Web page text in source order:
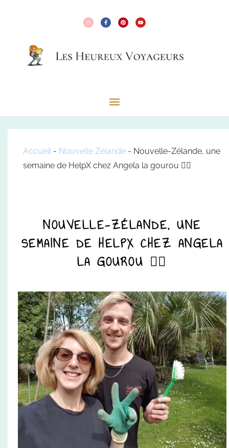
Accueil - Nouvelle Zélande - Nouvelle-Zélande, une
semaine de HelpX chez Angela la gourou 🧙‍♀️
NOUVELLE-ZÉLANDE, UNE
SEMAINE DE HELPX CHEZ ANGELA
LA GOUROU 🧙‍♀️